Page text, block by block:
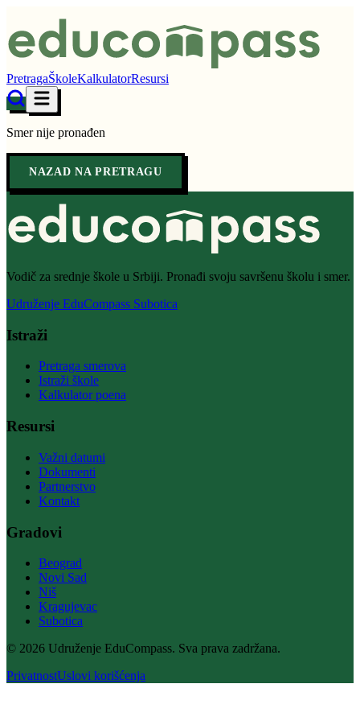
PretragaŠkoleKalkulatorResursi
Smer nije pronađen
NAZAD NA PRETRAGU
Vodič za srednje škole u Srbiji. Pronađi svoju savršenu školu i smer.
Udruženje EduCompass Subotica
Istraži
Pretraga smerova
Istraži škole
Kalkulator poena
Resursi
Važni datumi
Dokumenti
Partnerstvo
Kontakt
Gradovi
Beograd
Novi Sad
Niš
Kragujevac
Subotica
© 2026 Udruženje EduCompass. Sva prava zadržana.
PrivatnostUslovi korišćenja